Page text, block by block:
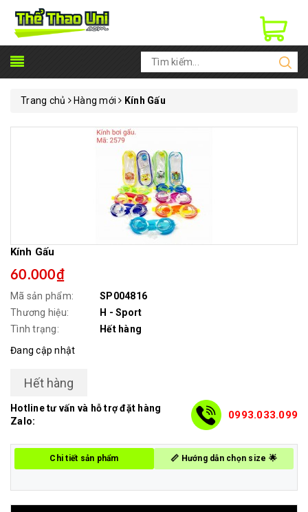
Trang chủ Hàng mới Kính Gấu
Kính Gấu
60.000₫
Mã sản phẩm:
SP004816
Thương hiệu:
H - Sport
Tình trạng:
Hết hàng
Đang cập nhật
Hết hàng
Hotline tư vấn và hỗ trợ đặt hàng
Zalo:
0993.033.099
Chi tiết sản phẩm 📏 Hướng dẫn chọn size 🌟